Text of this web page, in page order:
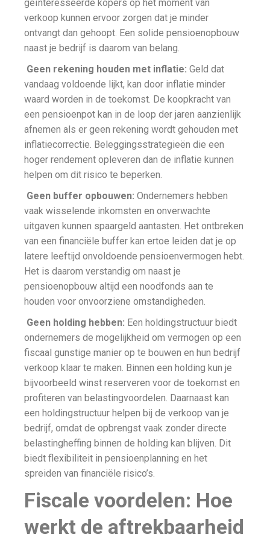
geïnteresseerde kopers op het moment van
verkoop kunnen ervoor zorgen dat je minder
ontvangt dan gehoopt. Een solide pensioenopbouw
naast je bedrijf is daarom van belang.
Geen rekening houden met inflatie: Geld dat
vandaag voldoende lijkt, kan door inflatie minder
waard worden in de toekomst. De koopkracht van
een pensioenpot kan in de loop der jaren aanzienlijk
afnemen als er geen rekening wordt gehouden met
inflatiecorrectie. Beleggingsstrategieën die een
hoger rendement opleveren dan de inflatie kunnen
helpen om dit risico te beperken.
Geen buffer opbouwen: Ondernemers hebben
vaak wisselende inkomsten en onverwachte
uitgaven kunnen spaargeld aantasten. Het ontbreken
van een financiële buffer kan ertoe leiden dat je op
latere leeftijd onvoldoende pensioenvermogen hebt.
Het is daarom verstandig om naast je
pensioenopbouw altijd een noodfonds aan te
houden voor onvoorziene omstandigheden.
Geen holding hebben: Een holdingstructuur biedt
ondernemers de mogelijkheid om vermogen op een
fiscaal gunstige manier op te bouwen en hun bedrijf
verkoop klaar te maken. Binnen een holding kun je
bijvoorbeeld winst reserveren voor de toekomst en
profiteren van belastingvoordelen. Daarnaast kan
een holdingstructuur helpen bij de verkoop van je
bedrijf, omdat de opbrengst vaak zonder directe
belastingheffing binnen de holding kan blijven. Dit
biedt flexibiliteit in pensioenplanning en het
spreiden van financiële risico’s.
Fiscale voordelen: Hoe
werkt de aftrekbaarheid